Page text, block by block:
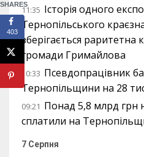
11:35 Історія одного
Тернопільського
зберігається раритетна
громади Гримайлова
10:33 Псевдопрацівник
Тернопільщини на 28
09:21 Понад 5,8 млрд грн
сплатили на
7 Серпня
SHARES
403